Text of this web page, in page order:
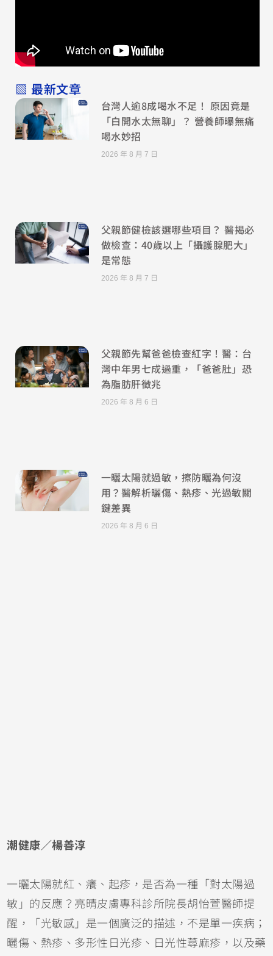
▧ 最新文章
台灣人逾8成喝水不足！ 原因竟是
「白開水太無聊」？ 營養師曝無痛
喝水妙招
2026 年 8 月 7 日
父親節健檢該選哪些項目？ 醫揭必
做檢查：40歲以上「攝護腺肥大」
是常態
2026 年 8 月 7 日
父親節先幫爸爸檢查紅字！醫：台
灣中年男七成過重，「爸爸肚」恐
為脂肪肝徵兆
2026 年 8 月 6 日
一曬太陽就過敏，擦防曬為何沒
用？醫解析曬傷、熱疹、光過敏關
鍵差異
2026 年 8 月 6 日
潮健康／楊善淳
一曬太陽就紅、癢、起疹，是否為一種「對太陽過
敏」的反應？亮晴皮膚專科診所院長胡怡萱醫師提
醒，「光敏感」是一個廣泛的描述，不是單一疾病；
曬傷 、熱疹、多形性日光疹、日光性蕁麻疹 ，以及藥